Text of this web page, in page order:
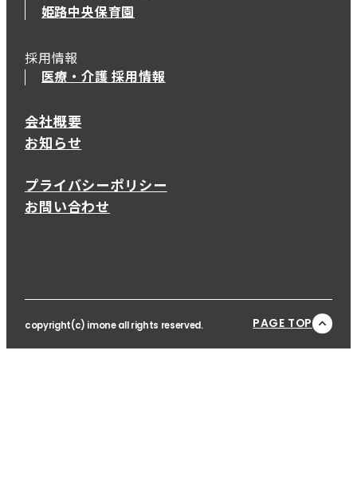
姫路中央保育園
採用情報
医療・介護 採用情報
会社概要
お知らせ
プライバシーポリシー
お問い合わせ
copyright(c) imone all rights reserved. PAGE TOP